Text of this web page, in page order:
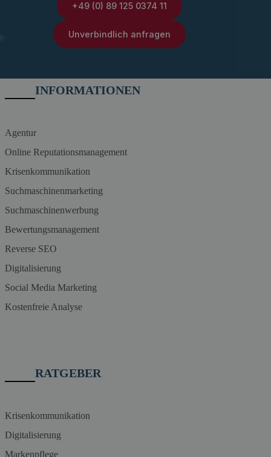
+49 (0) 89 125 0374 11
Unverbindlich anfragen
INFORMATIONEN
Agentur
Online Reputationsmanagement
Krisenkommunikation
Suchmaschinenmarketing
Suchmaschinenwerbung
Bewertungsmanagement
Reverse SEO
Digitalisierung
Social Media Marketing
Kostenfreie Analyse
RATGEBER
Krisenkommunikation
Digitalisierung
Markenpflege